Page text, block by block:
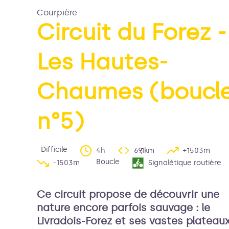
Courpière
Circuit du Forez -
Les Hautes-
Chaumes
n°5)
Difficile 4h 69,1km
+1503m
-1503m
Boucle Signalétique routière
Ce circuit propose de découvrir une
nature encore parfois sauvage : le
Livradois-Forez et ses vastes